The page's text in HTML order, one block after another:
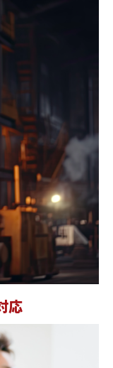
応